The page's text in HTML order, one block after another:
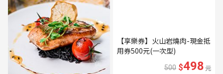
【享樂券】火山岩燒肉-現金抵
用券500元(一次型)
500 $498元